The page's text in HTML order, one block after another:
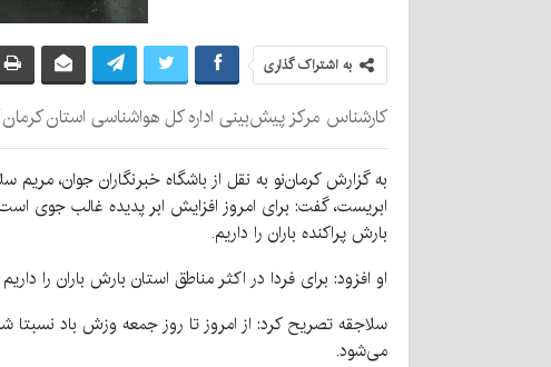
به اشتراک گذاری
کارشناس مرکز پیش‌بینی اداره کل هواشناسی استان
به گزارش کرمان‌نو به نقل از باشگاه خبرنگاران جوان،
ابریست، گفت: برای امروز افزایش ابر پدیده غالب
بارش پراکنده باران را داریم.
او افزود: برای فردا در اکثر مناطق استان بارش باران را
سلاجقه تصریح کرد: از امروز تا روز جمعه وزش باد
می‌شود.